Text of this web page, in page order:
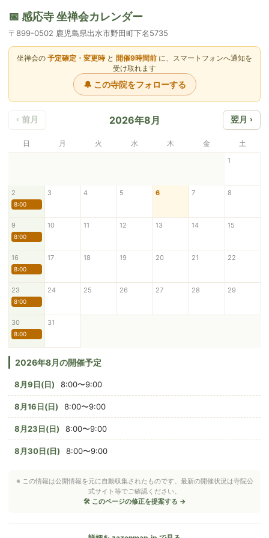
📅 感応寺 坐禅会カレンダー
〒899-0502 鹿児島県出水市野田町下名5735
坐禅会の 予定確定・変更時と 開催9時間前 に、スマートフォンへ通知を
受け取れます
🔔 この寺院をフォローする
‹ 前月 2026年8月 翌月 ›
日 月 火 水 木 金 土
1
2
8:00
3 4 5 6 7 8
9
8:00
10 11 12 13 14 15
16
8:00
17 18 19 20 21 22
23
8:00
24 25 26 27 28 29
30
8:00
31
2026年8月の開催予定
8月9日(日) 8:00〜9:00
8月16日(日) 8:00〜9:00
8月23日(日) 8:00〜9:00
8月30日(日) 8:00〜9:00
※ この情報は公開情報を元に自動収集されたものです。最新の開催状況は寺院公
式サイト等でご確認ください。
🛠 このページの修正を提案する →